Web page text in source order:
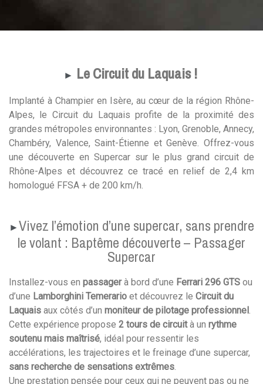
► Le Circuit du Laquais !
Implanté à Champier en Isère, au cœur de la région Rhône-
Alpes, le Circuit du Laquais profite de la proximité des
grandes métropoles environnantes : Lyon, Grenoble, Annecy,
Chambéry, Valence, Saint-Étienne et Genève. Offrez-vous
une découverte en Supercar sur le plus grand circuit de
Rhône-Alpes et découvrez ce tracé en relief de 2,4 km
homologué FFSA + de 200 km/h.
►Vivez l’émotion d’une supercar, sans prendre
le volant : Baptême découverte – Passager
Supercar
Installez-vous en passagerà bord d’une Ferrari 296 GTS ou
d’une Lamborghini Temerario et découvrez le Circuit du
Laquais aux côtés d’un moniteur de pilotage professionnel
Cette expérience propose 2 tours de circuità un rythme
soutenu mais maîtrisé, idéal pour ressentir les
accélérations, les trajectoires et le freinage d’une supercar,
sans recherche de sensations extrêmes
Une prestation pensée pour ceux qui ne peuvent pas ou ne